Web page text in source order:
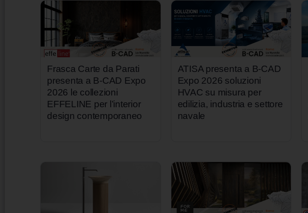
Frasca Carte da Parati
presenta a B-CAD Expo
2026 le collezioni
EFFELINE per l’interior
design contemporaneo
ATISA presenta a B-CAD
Expo 2026 soluzioni
HVAC su misura per
edilizia, industria e settore
navale